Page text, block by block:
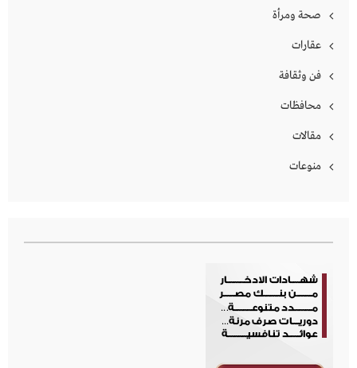
صحة ومرأة
عقارات
فن وثقافة
محافظات
مقالات
منوعات